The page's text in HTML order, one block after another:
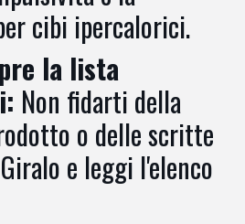
cibi ipercalorici.
la lista
Non fidarti della
o delle scritte
e leggi l'elenco